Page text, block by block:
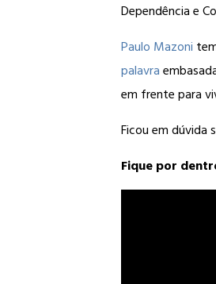
Dependência e
Paulo Mazoni
palavra
em frente para
Ficou em dúvida
Fique por